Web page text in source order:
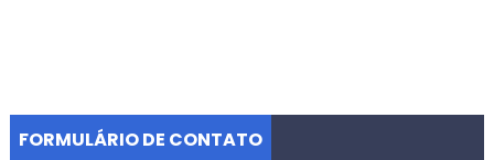
FORMULÁRIO DE CONTATO